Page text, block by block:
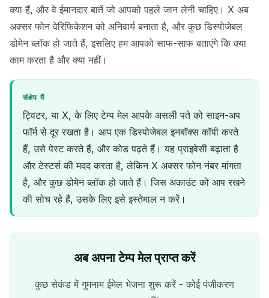
क्या हैं, और वे ईमानदार बातें जो आपको पहले जान लेनी चाहिए। X अब
अक्सर फोन वेरिफिकेशन को अनिवार्य बनाता है, और कुछ डिस्पोजेबल
डोमेन ब्लॉक हो जाते हैं, इसलिए हम आपको साफ-साफ बताएंगे कि क्या
काम करता है और क्या नहीं।
संक्षेप में
ट्विटर, या X, के लिए टेम्प मेल आपके असली पते को साइन-अप
फॉर्म से दूर रखता है। आप एक डिस्पोजेबल इनबॉक्स कॉपी करते
हैं, उसे पेस्ट करते हैं, और कोड पढ़ते हैं। यह प्राइवेसी बढ़ाता है
और टेस्टर्स की मदद करता है, लेकिन X अक्सर फोन नंबर मांगता
है, और कुछ डोमेन ब्लॉक हो जाते हैं। जिस अकाउंट को आप रखने
की सोच रहे हैं, उसके लिए इसे इस्तेमाल न करें।
अब अपना टेम्प मेल प्राप्त करें
कुछ सेकंड में गुमनाम ईमेल भेजना शुरू करें - कोई पंजीकरण